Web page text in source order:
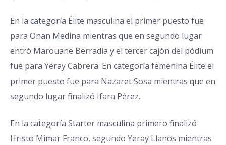
En la categoría Élite masculina el primer puesto fue
para Onan Medina mientras que en segundo lugar
entró Marouane Berradia y el tercer cajón del pódium
fue para Yeray Cabrera. En categoría femenina Élite el
primer puesto fue para Nazaret Sosa mientras que en
segundo lugar finalizó Ifara Pérez.
En la categoría Starter masculina primero finalizó
Hristo Mimar Franco, segundo Yeray Llanos mientras